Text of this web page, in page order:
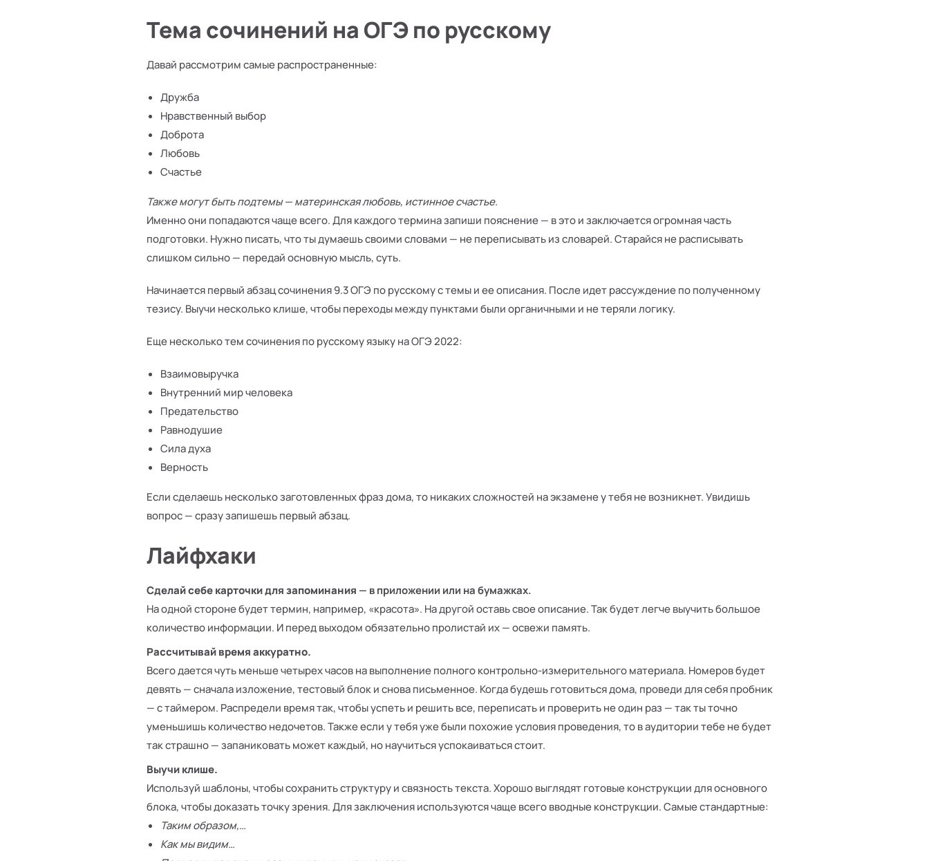
Тема сочинений на ОГЭ по русскому
Давай рассмотрим самые распространенные:
Дружба
Нравственный выбор
Доброта
Любовь
Счастье
Также могут быть подтемы — материнская любовь, истинное счастье.
Именно они попадаются чаще всего. Для каждого термина запиши пояснение — в это и заключается огромная часть
подготовки. Нужно писать, что ты думаешь своими словами — не переписывать из словарей. Старайся не расписывать
слишком сильно — передай основную мысль, суть.
Начинается первый абзац сочинения 9.3 ОГЭ по русскому с темы и ее описания. После идет рассуждение по полученному
тезису. Выучи несколько клише, чтобы переходы между пунктами были органичными и не теряли логику.
Еще несколько тем сочинения по русскому языку на ОГЭ 2022:
Взаимовыручка
Внутренний мир человека
Предательство
Равнодушие
Сила духа
Верность
Если сделаешь несколько заготовленных фраз дома, то никаких сложностей на экзамене у тебя не возникнет. Увидишь
вопрос — сразу запишешь первый абзац.
Лайфхаки
Сделай себе карточки для запоминания — в приложении или на бумажках.
На одной стороне будет термин, например, «красота». На другой оставь свое описание. Так будет легче выучить большое
количество информации. И перед выходом обязательно пролистай их — освежи память.
Рассчитывай время аккуратно.
Всего дается чуть меньше четырех часов на выполнение полного контрольно-измерительного материала. Номеров будет
девять — сначала изложение, тестовый блок и снова письменное. Когда будешь готовиться дома, проведи для себя пробник
— с таймером. Распредели время так, чтобы успеть и решить все, переписать и проверить не один раз — так ты точно
уменьшишь количество недочетов. Также если у тебя уже были похожие условия проведения, то в аудитории тебе не будет
так страшно — запаниковать может каждый, но научиться успокаиваться стоит.
Выучи клише.
Используй шаблоны, чтобы сохранить структуру и связность текста. Хорошо выглядят готовые конструкции для основного
блока, чтобы доказать точку зрения. Для заключения используются чаще всего вводные конструкции. Самые стандартные:
Таким образом,…
Как мы видим…